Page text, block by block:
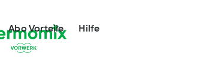
Abo Vorteile Hilfe